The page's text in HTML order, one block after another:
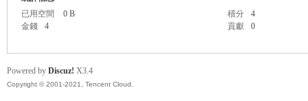
已用空間
0 B 積分
4
金錢
4 貢獻 0
Powered by Discuz! X3.4
Copyright © 2001-2021, Tencent Cloud.